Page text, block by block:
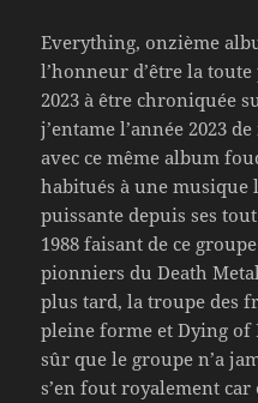
Everything, onzième
l’honneur d’être la
2023 à être chroniquée
j’entame l’année 2023
avec ce même album
habitués à une musique
puissante depuis ses
1988 faisant de ce
pionniers du Death
plus tard, la troupe des
pleine forme et Dying
sûr que le groupe n’a
s’en fout royalement